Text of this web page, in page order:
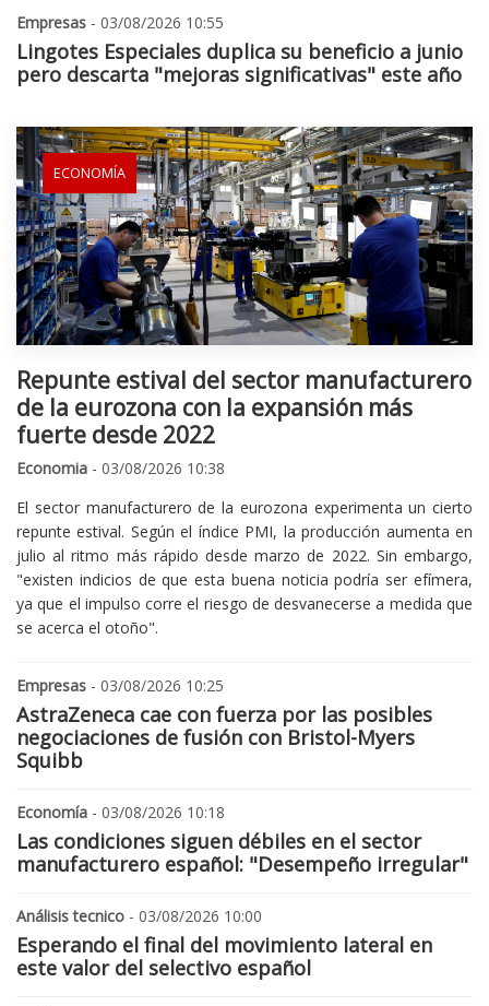
Empresas - 03/08/2026 10:55
Lingotes Especiales duplica su beneficio a junio
pero descarta "mejoras significativas" este año
ECONOMÍA
Repunte estival del sector manufacturero
de la eurozona con la expansión más
fuerte desde 2022
Economia - 03/08/2026 10:38
El sector manufacturero de la eurozona experimenta un cierto
repunte estival. Según el índice PMI, la producción aumenta en
julio al ritmo más rápido desde marzo de 2022. Sin embargo,
"existen indicios de que esta buena noticia podría ser efímera,
ya que el impulso corre el riesgo de desvanecerse a medida que
se acerca el otoño".
Empresas - 03/08/2026 10:25
AstraZeneca cae con fuerza por las posibles
negociaciones de fusión con Bristol-Myers
Squibb
Economía - 03/08/2026 10:18
Las condiciones siguen débiles en el sector
manufacturero español: "Desempeño irregular"
Análisis tecnico - 03/08/2026 10:00
Esperando el final del movimiento lateral en
este valor del selectivo español